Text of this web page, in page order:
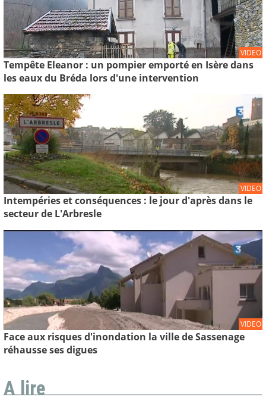
VIDEO
Tempête Eleanor : un pompier emporté en Isère dans
les eaux du Bréda lors d'une intervention
VIDEO
Intempéries et conséquences : le jour d'après dans le
secteur de L'Arbresle
VIDEO
Face aux risques d'inondation la ville de Sassenage
réhausse ses digues
A lire